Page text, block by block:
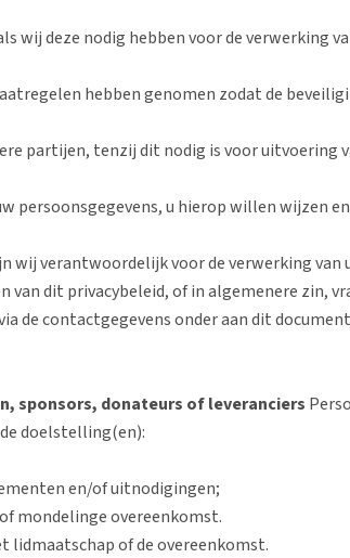
wij deze nodig hebben voor de verwerking
hebben genomen zodat de
partijen, tenzij dit nodig is voor uitvoering
persoonsgegevens, u hierop willen wijzen
wij verantwoordelijk voor de verwerking van
van dit privacybeleid, of in algemenere zin,
de contactgegevens onder aan dit
sponsors, donateurs of leveranciers
doelstelling(en):
en/of uitnodigingen;
mondelinge overeenkomst.
lidmaatschap of de overeenkomst.